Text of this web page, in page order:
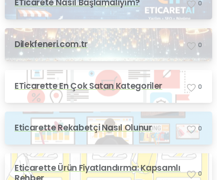
ETicarete Nasıl Başlamalıyım? 0
Dilekfeneri.com.tr 0
ETicarette En Çok Satan Kategoriler 0
Eticarette Rekabetçi Nasıl Olunur 0
Eticarette Ürün Fiyatlandırma: Kapsamlı
0